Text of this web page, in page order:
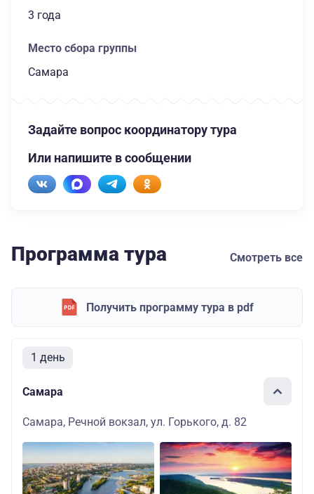
3 года
Место сбора группы
Самара
Задайте вопрос координатору тура
Или напишите в сообщении
Программа тура Смотреть все
Получить программу тура в pdf
1 день
Самара
Самара, Речной вокзал, ул. Горького, д. 82